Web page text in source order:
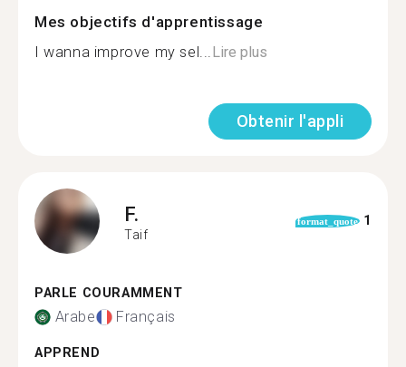
Mes objectifs d'apprentissage
I wanna improve my sel... Lire plus
Obtenir l'appli
F.
Taif
format_quote 1
PARLE COURAMMENT
Arabe Français
APPREND